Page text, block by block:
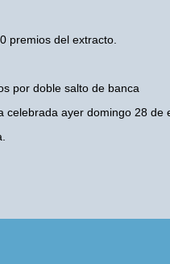
premios del extracto.
por doble salto de banca
ayer domingo 28 de